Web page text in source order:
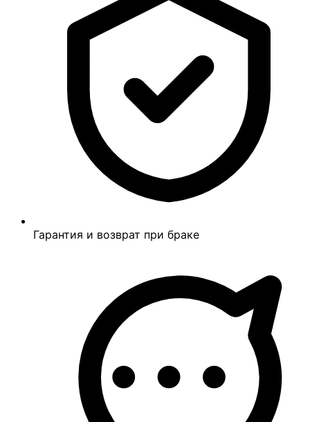
Гарантия и возврат при браке